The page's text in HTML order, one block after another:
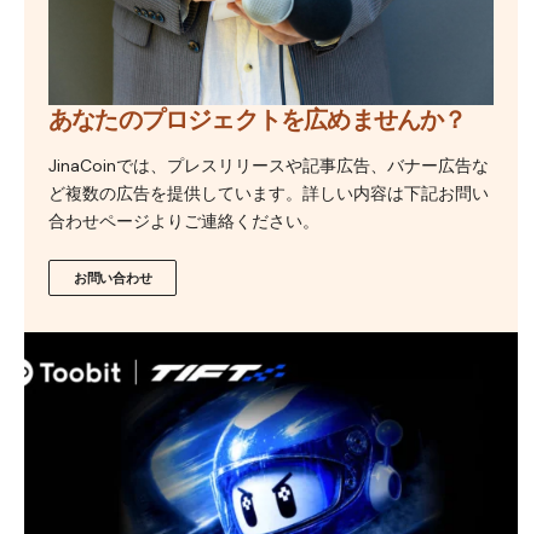
あなたのプロジェクトを広めませんか？
JinaCoinでは、プレスリリースや記事広告、バナー広告な
ど複数の広告を提供しています。詳しい内容は下記お問い
合わせページよりご連絡ください。
お問い合わせ